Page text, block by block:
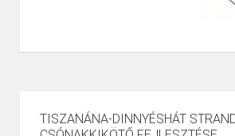
TISZANÁNA-DINNYÉSHÁT